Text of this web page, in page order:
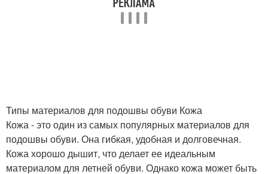
Типы материалов для подошвы обуви Кожа
Кожа - это один из самых популярных материалов для
подошвы обуви. Она гибкая, удобная и долговечная.
Кожа хорошо дышит, что делает ее идеальным
материалом для летней обуви. Однако кожа может быть